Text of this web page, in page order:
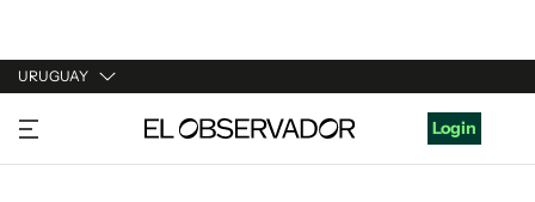
URUGUAY
URUGUAY
ARGENTINA
Login